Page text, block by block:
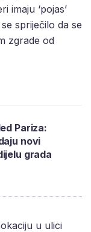
imaju ‘pojas’
spriječilo da se
zgrade od
Pariza:
novi
grada
u ulici